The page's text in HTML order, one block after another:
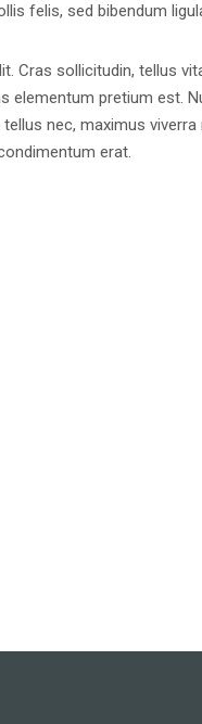
felis, sed bibendum
Cras sollicitudin, tellus
elementum pretium est.
nec, maximus
erat.